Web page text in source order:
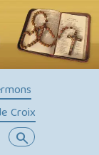
Croix
search